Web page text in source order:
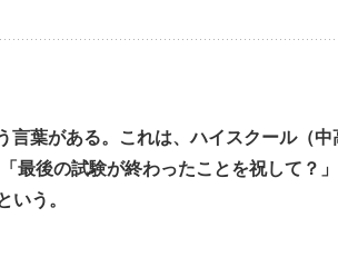
葉がある。これは、ハイスクール（
最後の試験が終わったことを祝して？
う。